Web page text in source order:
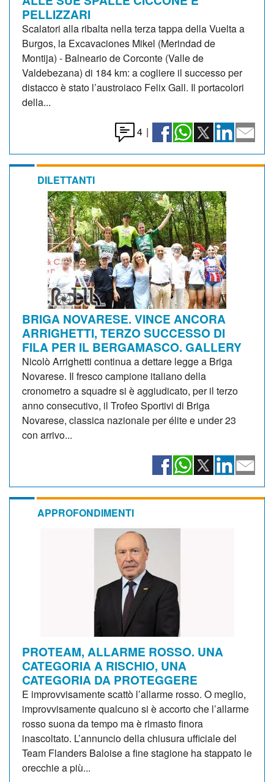
PELLIZZARI
Scalatori alla ribalta nella terza tappa della Vuelta a
Burgos, la Excavaciones Mikel (Merindad de
Montija) - Balneario de Corconte (Valle de
Valdebezana) di 184 km: a cogliere il successo per
distacco è stato l’austroiaco Felix Gall. Il portacolori
della...
4 |
DILETTANTI
BRIGA NOVARESE. VINCE ANCORA
ARRIGHETTI, TERZO SUCCESSO DI
FILA PER IL BERGAMASCO. GALLERY
Nicolò Arrighetti continua a dettare legge a Briga
Novarese. Il fresco campione italiano della
cronometro a squadre si è aggiudicato, per il terzo
anno consecutivo, il Trofeo Sportivi di Briga
Novarese, classica nazionale per élite e under 23
con arrivo...
APPROFONDIMENTI
PROTEAM, ALLARME ROSSO. UNA
CATEGORIA A RISCHIO, UNA
CATEGORIA DA PROTEGGERE
E improvvisamente scattò l’allarme rosso. O meglio,
improvvisamente qualcuno si è accorto che l’allarme
rosso suona da tempo ma è rimasto finora
inascoltato. L’annuncio della chiusura ufficiale del
Team Flanders Baloise a fine stagione ha stappato le
orecchie a più...